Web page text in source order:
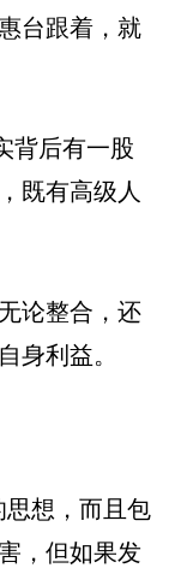
台跟着，就
背后有一股
既有高级人
论整合，还
身利益。
思想，而且包
，但如果发